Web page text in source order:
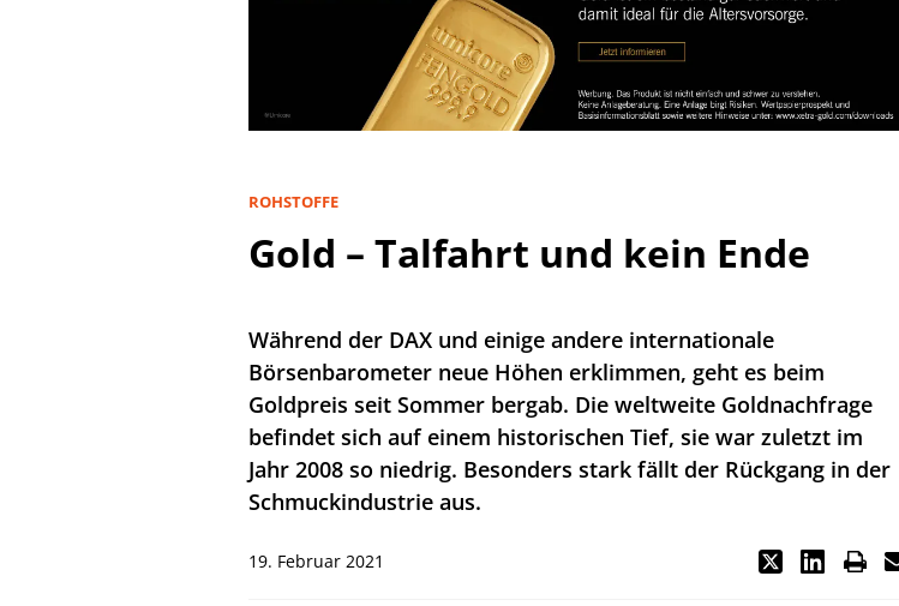
ROHSTOFFE
Gold – Talfahrt und kein Ende
Während der DAX und einige andere internationale
Börsenbarometer neue Höhen erklimmen, geht es beim
Goldpreis seit Sommer bergab. Die weltweite Goldnachfrage
befindet sich auf einem historischen Tief, sie war zuletzt im
Jahr 2008 so niedrig. Besonders stark fällt der Rückgang in der
Schmuckindustrie aus.
19. Februar 2021